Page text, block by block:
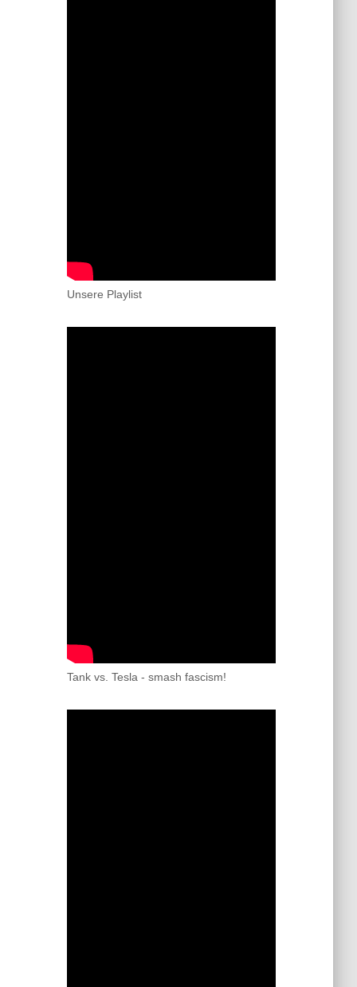
Unsere Playlist
Tank vs. Tesla - smash fascism!